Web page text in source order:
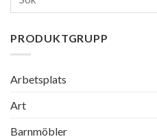
PRODUKTGRUPP
Arbetsplats
Art
Barnmöbler